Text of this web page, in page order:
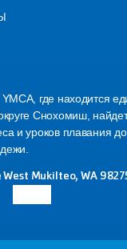
где находится
Снохомиш,
и уроков плавания
West Mukilteo, WA